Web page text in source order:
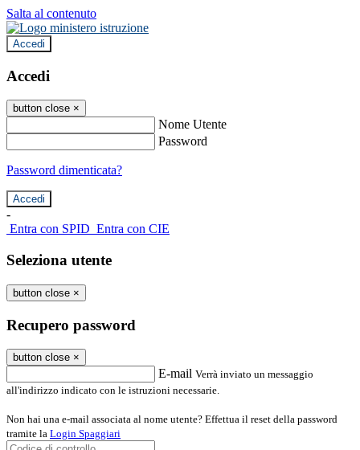
Salta al contenuto
Accedi
Accedi
button close ×
Nome Utente
Password
Password dimenticata?
-
Entra con SPID Entra con CIE
Seleziona utente
button close ×
Recupero password
button close ×
E-mail Verrà inviato un messaggio
all'indirizzo indicato con le istruzioni necessarie.
Non hai una e-mail associata al nome utente? Effettua il reset della password
tramite la Login Spaggiari